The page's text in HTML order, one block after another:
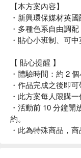
【本方案內容】
・新興環保媒材英
・多種色系自由調
・貼心小班制、可中
【 貼心提醒 】
・體驗時間：約 2
・作品完成之後即可
・此方案每人限購
・活動前 10 分鐘
約。
・此為特殊商品，